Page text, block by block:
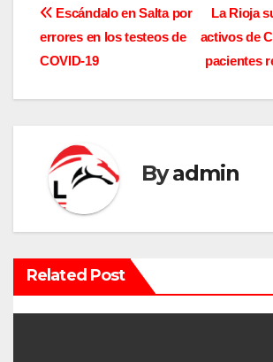
N
a
v
g
a
c
i
ó
La Rioja
activos de
pacientes
Escándalo en Salta por
errores en los testeos de
COVID-19
Byadmin
Related Post